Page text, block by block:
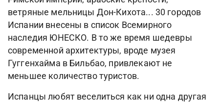
ветряные мельницы Дон-Кихота... 30 городов
Испании внесены в список Всемирного
наследия ЮНЕСКО. В то же время шедевры
современной архитектуры, вроде музея
Гуггенхайма в Бильбао, привлекают не
меньшее количество туристов.
Испанцы любят веселиться как ни одна другая